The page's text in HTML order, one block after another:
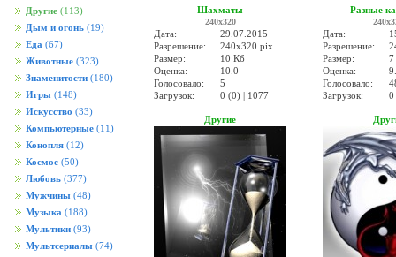
Другие (113)
Дым и огонь (19)
Еда (67)
Животные (323)
Знаменитости (180)
Игры (148)
Искусство (33)
Компьютерные (11)
Конопля (12)
Космос (50)
Любовь (377)
Мужчины (48)
Музыка (188)
Мультики (93)
Мультсериалы (74)
Шахматы
240x320
Дата:
29.07.2015
Разрешение:
240x320 pix
Размер:
10 Кб
Оценка:
10.0
Голосовало:
5
Загрузок:
0 (0) | 1077
Разные
Дата:
Разрешение:
Размер:
7
Оценка:
Голосовало:
Загрузок:
0
Другие